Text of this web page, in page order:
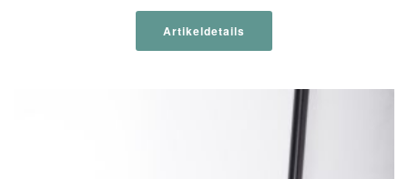
Artikeldetails